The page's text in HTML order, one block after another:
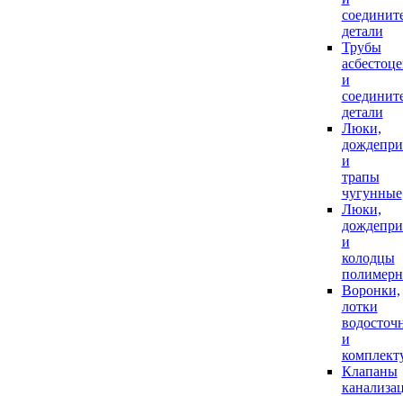
детали
Трубы
и
детали
Люки,
и
трапы
чугунные
Люки,
и
колодцы
Воронки,
лотки
и
Клапаны